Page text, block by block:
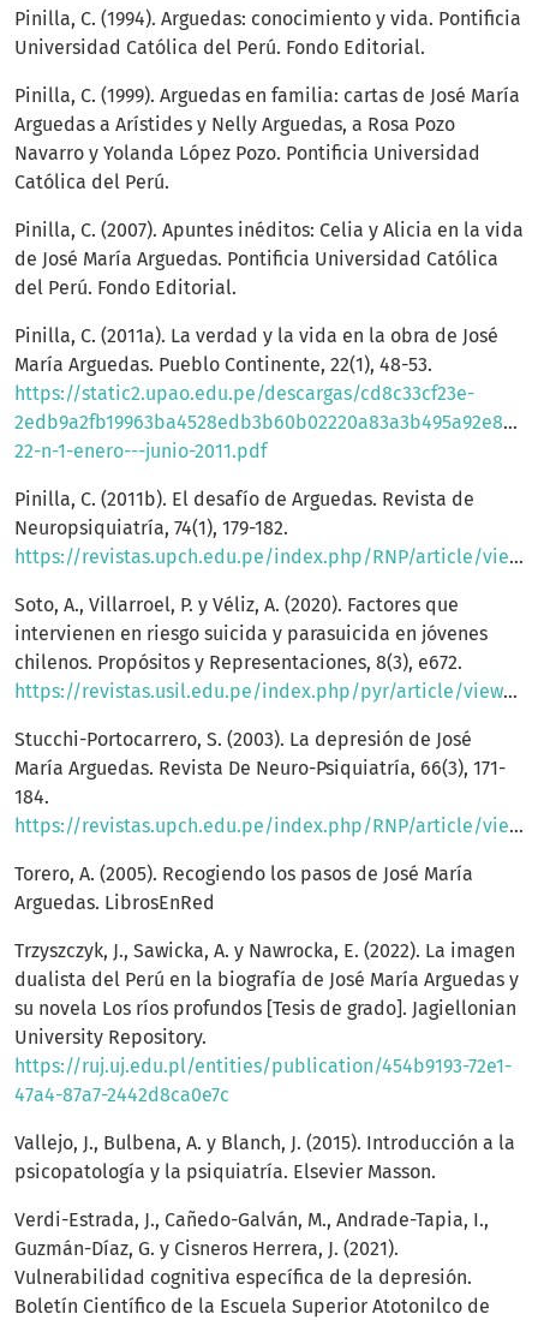
Pinilla, C. (1994). Arguedas: conocimiento y vida. Pontificia
Universidad Católica del Perú. Fondo Editorial.
Pinilla, C. (1999). Arguedas en familia: cartas de José María
Arguedas a Arístides y Nelly Arguedas, a Rosa Pozo
Navarro y Yolanda López Pozo. Pontificia Universidad
Católica del Perú.
Pinilla, C. (2007). Apuntes inéditos: Celia y Alicia en la vida
de José María Arguedas. Pontificia Universidad Católica
del Perú. Fondo Editorial.
Pinilla, C. (2011a). La verdad y la vida en la obra de José
María Arguedas. Pueblo Continente, 22(1), 48-53.
https://static2.upao.edu.pe/descargas/cd8c33cf23e-
22-n-1-enero---junio-2011.pdf
Pinilla, C. (2011b). El desafío de Arguedas. Revista de
Neuropsiquiatría, 74(1), 179-182.
https://revistas.upch.edu.pe/index.php/RNP/article/view/1670
Soto, A., Villarroel, P. y Véliz, A. (2020). Factores que
intervienen en riesgo suicida y parasuicida en jóvenes
chilenos. Propósitos y Representaciones, 8(3), e672.
https://revistas.usil.edu.pe/index.php/pyr/article/view/672
Stucchi-Portocarrero, S. (2003). La depresión de José
María Arguedas. Revista De Neuro-Psiquiatría, 66(3), 171-
184.
https://revistas.upch.edu.pe/index.php/RNP/article/view/1543
Torero, A. (2005). Recogiendo los pasos de José María
Arguedas. LibrosEnRed
Trzyszczyk, J., Sawicka, A. y Nawrocka, E. (2022). La imagen
dualista del Perú en la biografía de José María Arguedas y
su novela Los ríos profundos [Tesis de grado]. Jagiellonian
University Repository.
https://ruj.uj.edu.pl/entities/publication/454b9193-72e1-
47a4-87a7-2442d8ca0e7c
Vallejo, J., Bulbena, A. y Blanch, J. (2015). Introducción a la
psicopatología y la psiquiatría. Elsevier Masson.
Verdi-Estrada, J., Cañedo-Galván, M., Andrade-Tapia, I.,
Guzmán-Díaz, G. y Cisneros Herrera, J. (2021).
Vulnerabilidad cognitiva específica de la depresión.
Boletín Científico de la Escuela Superior Atotonilco de